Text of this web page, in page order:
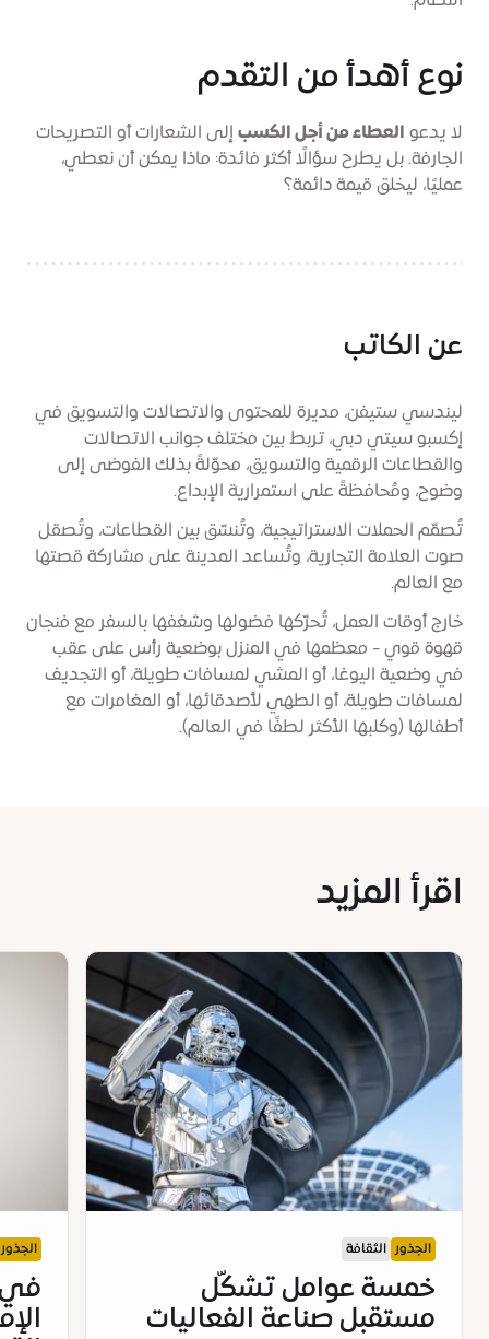
نوع أهدأ من التقدم
لا يدعو العطاء من أجل الكسب إلى الشعارات أو التصريحات
الجارفة. بل يطرح سؤالًا أكثر فائدة: ماذا يمكن أن نعطي،
عمليًا، ليخلق قيمة دائمة؟
عن الكاتب
ليندسي ستيفن، مديرة للمحتوى والاتصالات والتسويق في
إكسبو سيتي دبي، تربط بين مختلف جوانب الاتصالات
والقطاعات الرقمية والتسويق، محوّلةً بذلك الفوضى إلى
وضوح، ومُحافظةً على استمرارية الإبداع.
تُصمّم الحملات الاستراتيجية، وتُنسّق بين القطاعات، وتُصقل
صوت العلامة التجارية، وتُساعد المدينة على مشاركة قصتها
مع العالم.
خارج أوقات العمل، تُحرّكها فضولها وشغفها بالسفر مع فنجان
قهوة قوي - معظمها في المنزل بوضعية رأس على عقب
في وضعية اليوغا، أو المشي لمسافات طويلة، أو التجديف
لمسافات طويلة، أو الطهي لأصدقائها، أو المغامرات مع
أطفالها (وكلبها الأكثر لطفًا في العالم).
اقرأ المزيد
الجذور الثقافة
خمسة عوامل تشكّل
مستقبل صناعة الفعاليات
الجذور
في